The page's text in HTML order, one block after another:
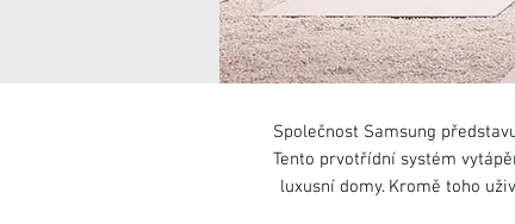
Společnost Samsung
Tento prvotřídní systém
luxusní domy. Kromě toho